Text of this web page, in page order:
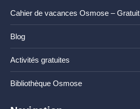
Cahier de vacances Osmose – Gratuit
Blog
Activités gratuites
Bibliothèque Osmose